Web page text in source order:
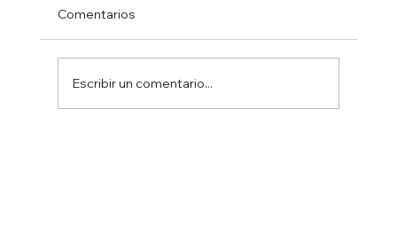
Comentarios
Escribir un comentario...